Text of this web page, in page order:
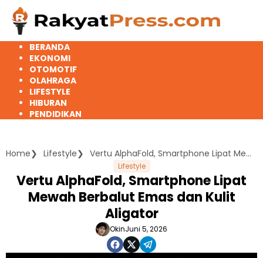
Langsung
konten
BERANDA
EKONOMI
OTOMOTIF
OLAHRAGA
LIFESTYLE
HIBURAN
PENDIDIKAN
Home Lifestyle Vertu AlphaFold, Smartphone Lipat Mewah Berbalut Emas dan Kulit Aligator
Lifestyle
Vertu AlphaFold, Smartphone Lipat
Mewah Berbalut Emas dan Kulit
Aligator
OkinJuni 5, 2026